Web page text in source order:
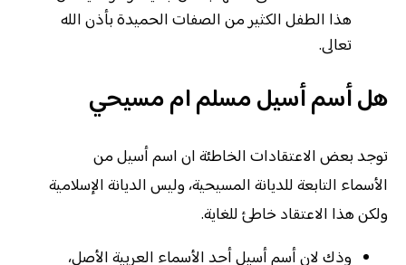
هذا الطفل الكثير من الصفات الحميدة بأذن الله
تعالى.
هل أسم أسيل مسلم ام مسيحي
توجد بعض الاعتقادات الخاطئة ان اسم أسيل من
الأسماء التابعة للديانة المسيحية، وليس الديانة الإسلامية
ولكن هذا الاعتقاد خاطئ للغاية.
وذك لان أسم أسيل أحد الأسماء العربية الأصل،